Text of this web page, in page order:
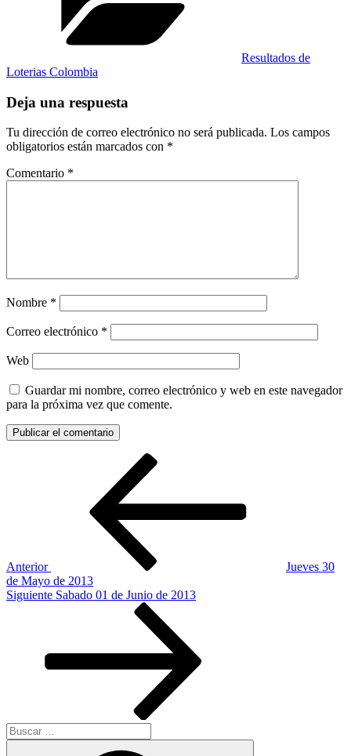
Resultados de
Loterias Colombia
Deja una respuesta
Tu dirección de correo electrónico no será publicada. Los campos
obligatorios están marcados con *
Comentario *
Nombre *
Correo electrónico *
Web
Guardar mi nombre, correo electrónico y web en este navegador
para la próxima vez que comente.
Anterior
Jueves 30
de Mayo de 2013
Siguiente
Siguiente Sabado 01 de Junio de 2013
Buscar
por: